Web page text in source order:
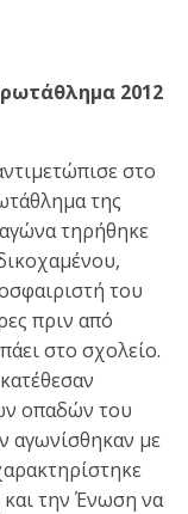
2012
στο
της
τηρήθηκε
του
πριν από
στο σχολείο.
οπαδών του
αγωνίσθηκαν με
και την Ένωση να